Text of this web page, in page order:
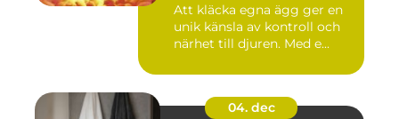
Att kläcka egna ägg ger en
unik känsla av kontroll och
närhet till djuren. Med e...
04. dec